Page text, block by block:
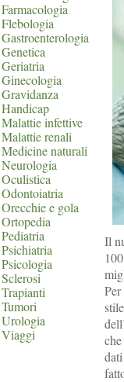
Farmacologia
Flebologia
Gastroenterologia
Genetica
Geriatria
Ginecologia
Gravidanza
Handicap
Malattie infettive
Malattie renali
Medicine naturali
Neurologia
Oculistica
Odontoiatria
Orecchie e gola
Ortopedia
Pediatria
Psichiatria
Psicologia
Sclerosi
Trapianti
Tumori
Urologia
Viaggi
Il